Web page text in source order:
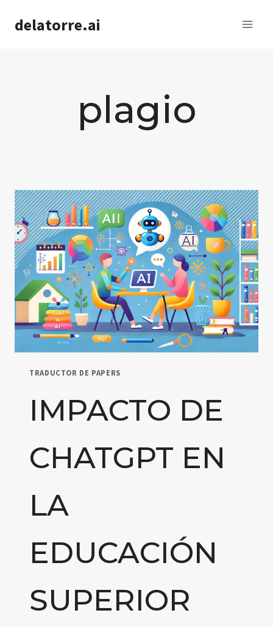
delatorre.ai
plagio
TRADUCTOR DE PAPERS
IMPACTO DE
CHATGPT EN
LA
EDUCACIÓN
SUPERIOR